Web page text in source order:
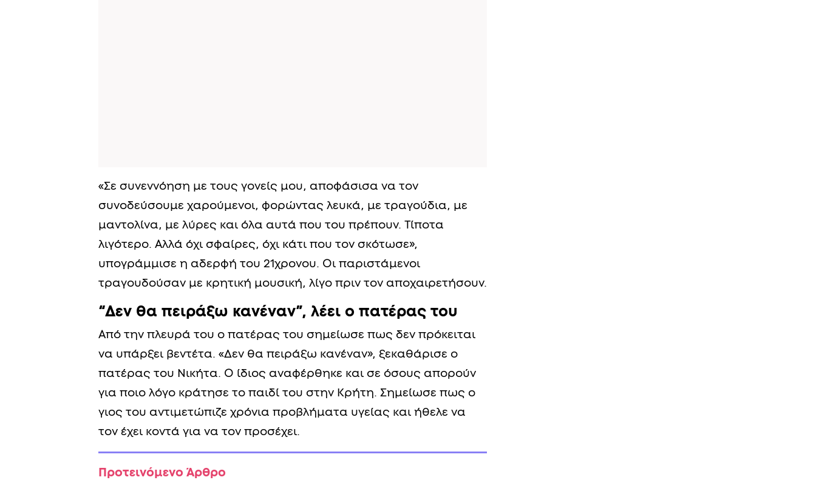
«Σε συνεννόηση με τους γονείς μου, αποφάσισα να τον
συνοδεύσουμε χαρούμενοι, φορώντας λευκά, με τραγούδια, με
μαντολίνα, με λύρες και όλα αυτά που του πρέπουν. Τίποτα
λιγότερο. Αλλά όχι σφαίρες, όχι κάτι που τον σκότωσε»,
υπογράμμισε η αδερφή του 21χρονου. Οι παριστάμενοι
τραγουδούσαν με κρητική μουσική, λίγο πριν τον αποχαιρετήσουν.
“Δεν θα πειράξω κανέναν”, λέει ο πατέρας του
Από την πλευρά του ο πατέρας του σημείωσε πως δεν πρόκειται
να υπάρξει βεντέτα. «Δεν θα πειράξω κανέναν», ξεκαθάρισε ο
πατέρας του Νικήτα. Ο ίδιος αναφέρθηκε και σε όσους απορούν
για ποιο λόγο κράτησε το παιδί του στην Κρήτη. Σημείωσε πως ο
γιος του αντιμετώπιζε χρόνια προβλήματα υγείας και ήθελε να
τον έχει κοντά για να τον προσέχει.
Προτεινόμενο Άρθρο